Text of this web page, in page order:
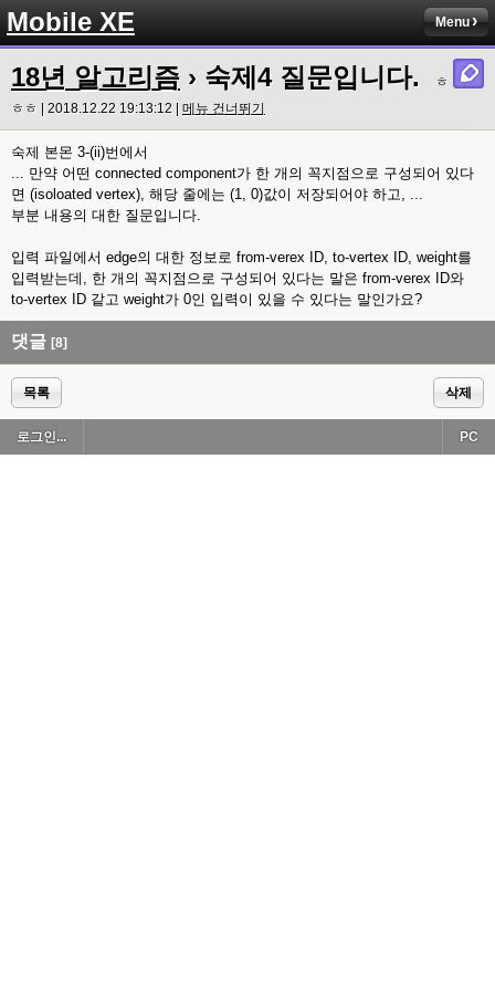
Mobile XE Menu
18년 알고리즘 › 숙제4 질문입니다.
ㅎ
ㅎㅎ | 2018.12.22 19:13:12 | 메뉴 건너뛰기
숙제 본몬 3-(ii)번에서
... 만약 어떤 connected component가 한 개의 꼭지점으로 구성되어 있다
면 (isoloated vertex), 해당 줄에는 (1, 0)값이 저장되어야 하고, ...
부분 내용의 대한 질문입니다.
입력 파일에서 edge의 대한 정보로 from-verex ID, to-vertex ID, weight를
입력받는데, 한 개의 꼭지점으로 구성되어 있다는 말은 from-verex ID와
to-vertex ID 같고 weight가 0인 입력이 있을 수 있다는 말인가요?
댓글 [8]
목록 삭제
로그인... PC